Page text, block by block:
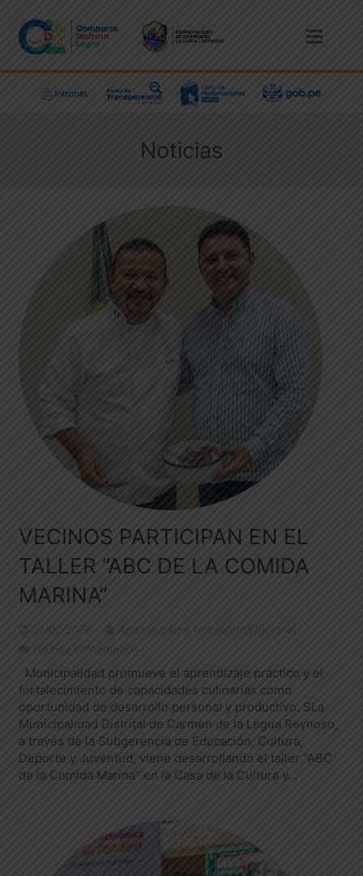
Noticias
VECINOS PARTICIPAN EN EL
TALLER “ABC DE LA COMIDA
MARINA”
27/02/2026
Administrador ImagenInstitucional
No hay comentarios
Municipalidad promueve el aprendizaje práctico y el
fortalecimiento de capacidades culinarias como
oportunidad de desarrollo personal y productivo. SLa
Municipalidad Distrital de Carmen de la Legua Reynoso,
a través de la Subgerencia de Educación, Cultura,
Deporte y Juventud, viene desarrollando el taller “ABC
de la Comida Marina” en la Casa de la Cultura y…